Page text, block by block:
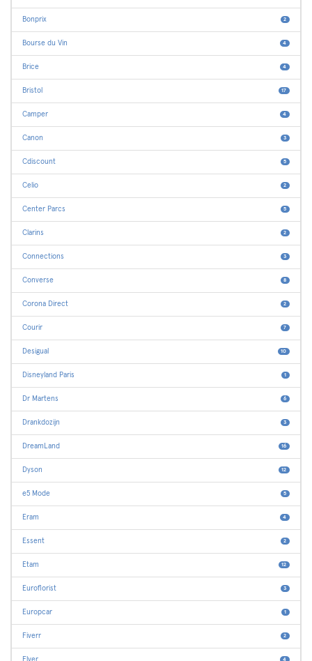
Bonprix 2
Bourse du Vin 4
Brice 4
Bristol 17
Camper 4
Canon 3
Cdiscount 5
Celio 2
Center Parcs 5
Clarins 2
Connections 3
Converse 8
Corona Direct 2
Courir 7
Desigual 10
Disneyland Paris 1
Dr Martens 6
Drankdozijn 3
DreamLand 16
Dyson 12
e5 Mode 5
Eram 4
Essent 2
Etam 12
Euroflorist 3
Europcar 1
Fiverr 2
Flyer 4